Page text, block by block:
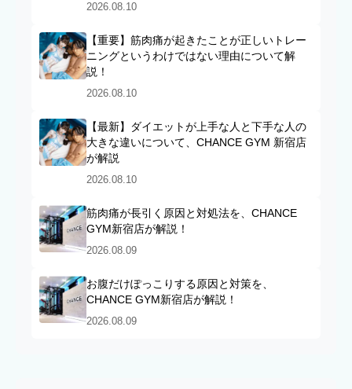
2026.08.10
【重要】筋肉痛が起きたことが正しいトレー
ニングというわけではない理由について解
説！
2026.08.10
【最新】ダイエットが上手な人と下手な人の
大きな違いについて、CHANCE GYM 新宿店
が解説
2026.08.10
筋肉痛が長引く原因と対処法を、CHANCE
GYM新宿店が解説！
2026.08.09
お腹だけぽっこりする原因と対策を、
CHANCE GYM新宿店が解説！
2026.08.09